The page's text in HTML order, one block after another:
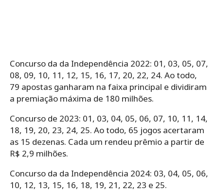
Concurso da da Independência 2022: 01, 03, 05, 07,
08, 09, 10, 11, 12, 15, 16, 17, 20, 22, 24. Ao todo,
79 apostas ganharam na faixa principal e dividiram
a premiação máxima de 180 milhões.
Concurso de 2023: 01, 03, 04, 05, 06, 07, 10, 11, 14,
18, 19, 20, 23, 24, 25. Ao todo, 65 jogos acertaram
as 15 dezenas. Cada um rendeu prêmio a partir de
R$ 2,9 milhões.
Concurso da da Independência 2024: 03, 04, 05, 06,
10, 12, 13, 15, 16, 18, 19, 21, 22, 23 e 25.